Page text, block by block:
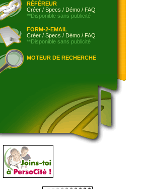
RÉFÉREUR
Créer / Specs / Démo / FAQ
**Disponible sans publicité
FORM-2-EMAIL
Créer / Specs / Démo / FAQ
**Disponible sans publicité
MOTEUR DE RECHERCHE